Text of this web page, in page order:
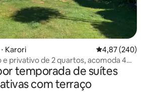
Karori 4,87 de uma
4,87 (240)
e privativo de 2 quartos, acomoda 4
temporada de suítes
com terraço